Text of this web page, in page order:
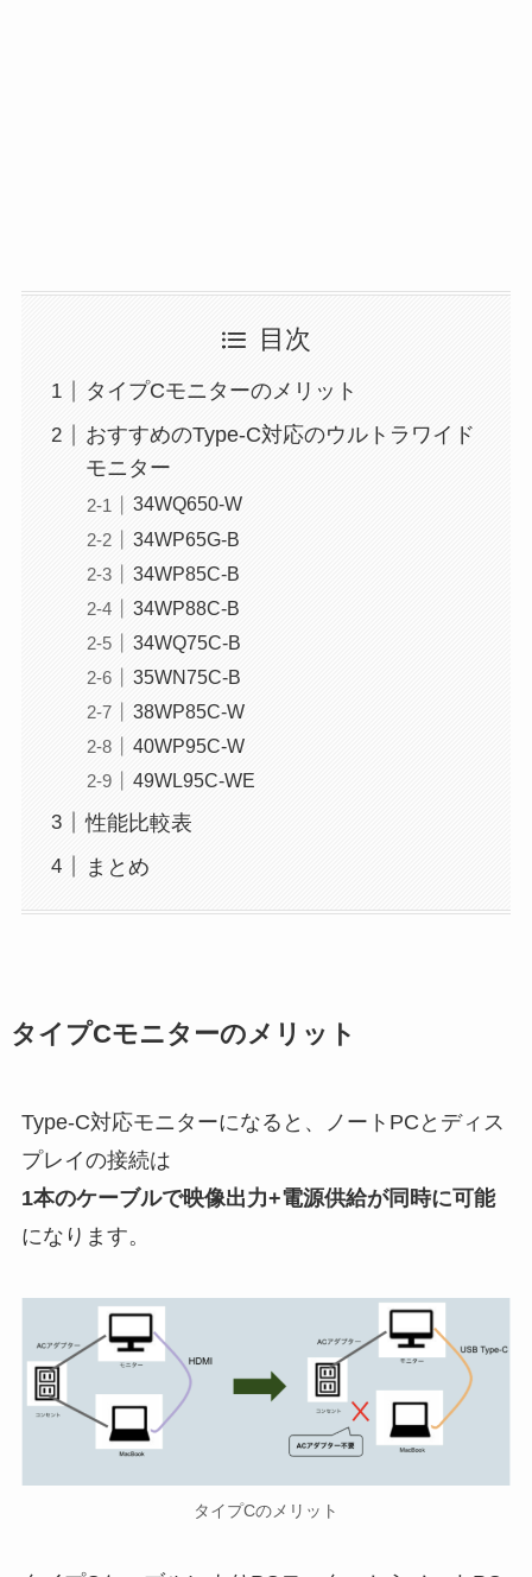
目次
タイプCモニターのメリット
おすすめのType-C対応のウルトラワイド
モニター
34WQ650-W
34WP65G-B
34WP85C-B
34WP88C-B
34WQ75C-B
35WN75C-B
38WP85C-W
40WP95C-W
49WL95C-WE
性能比較表
まとめ
タイプCモニターのメリット
Type-C対応モニターになると、ノートPCとディス
プレイの接続は
1本のケーブルで映像出力+電源供給が同時に可能
になります。
タイプCのメリット